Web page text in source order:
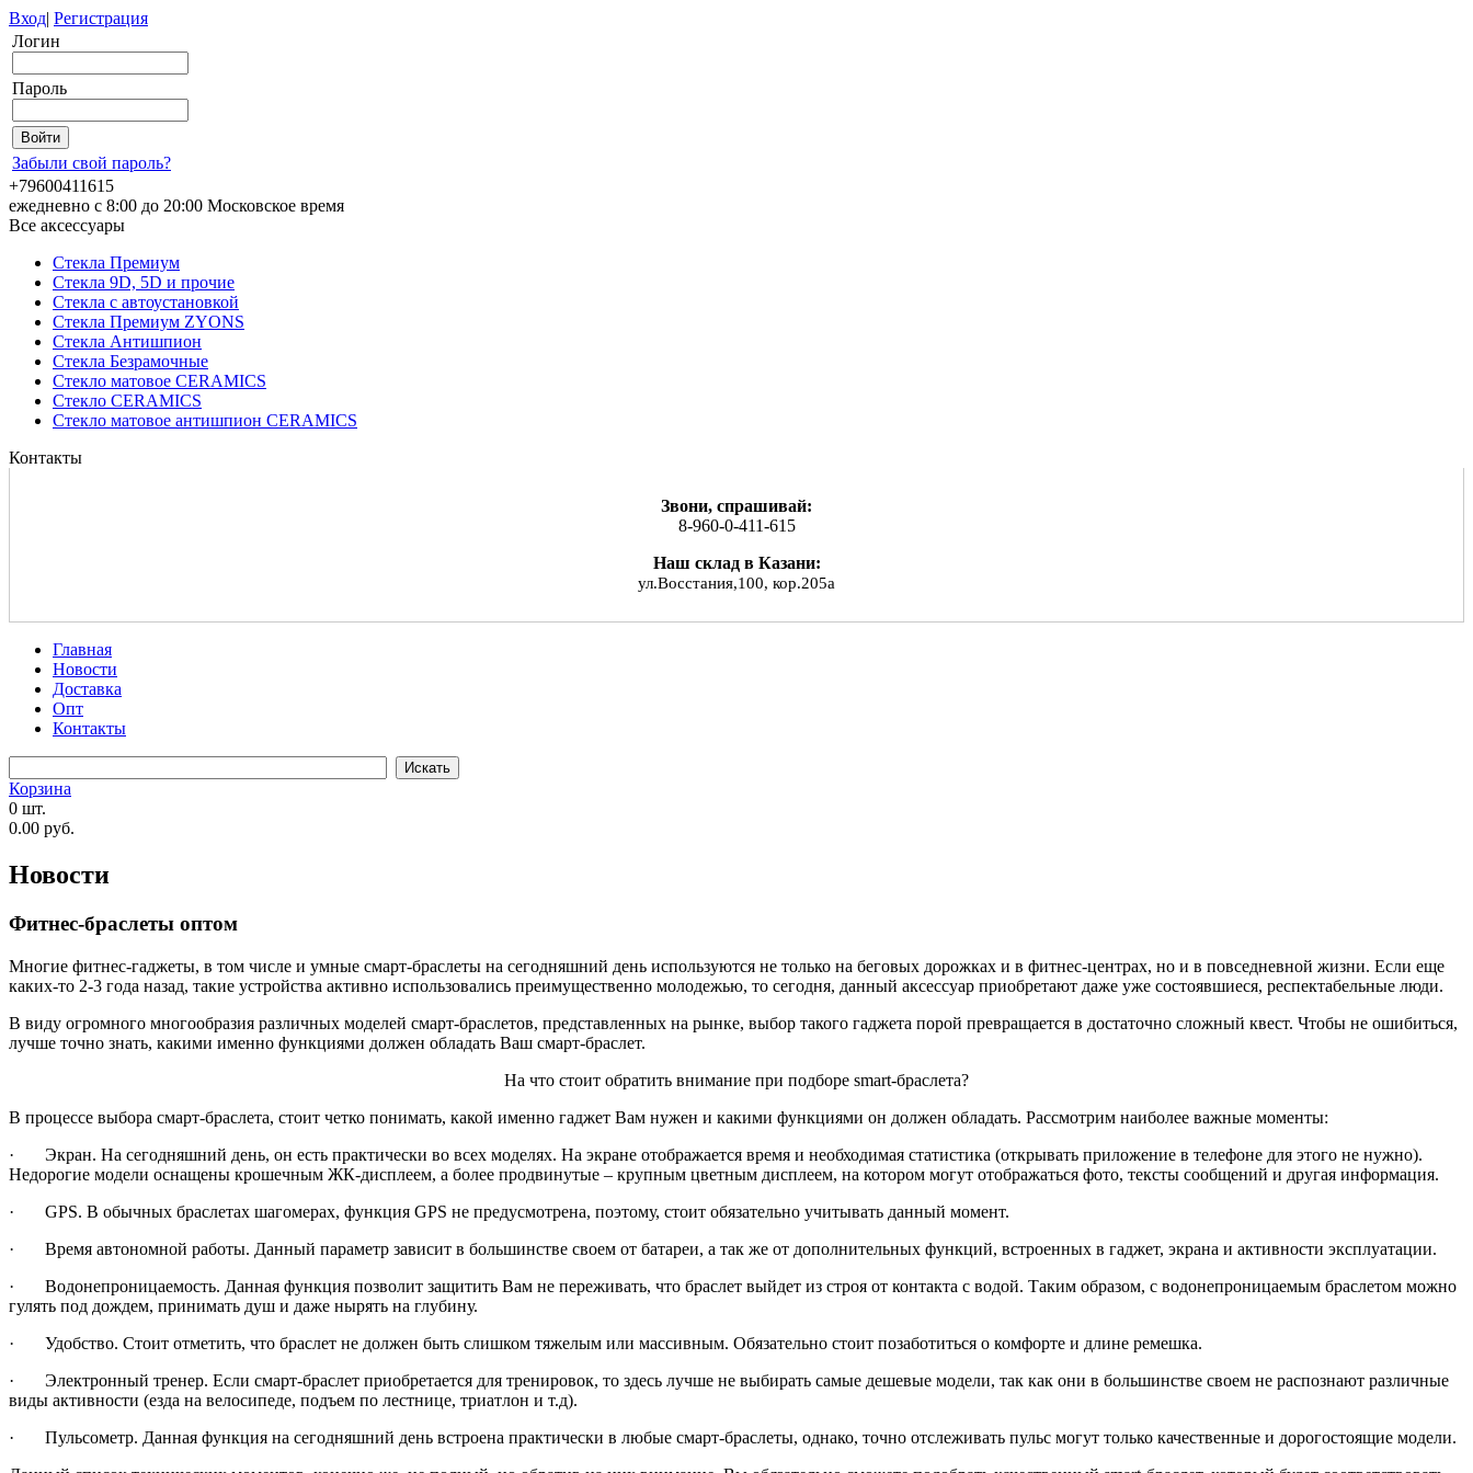
Вход| Регистрация
Логин
Пароль
Забыли свой пароль?
+79600411615
ежедневно с 8:00 до 20:00 Московское время
Все аксессуары
Стекла Премиум
Стекла 9D, 5D и прочие
Стекла с автоустановкой
Стекла Премиум ZYONS
Стекла Антишпион
Стекла Безрамочные
Стекло матовое CERAMICS
Стекло CERAMICS
Стекло матовое антишпион CERAMICS
Контакты
Звони, спрашивай:
8-960-0-411-615
Наш склад в Казани:
ул.Восстания,100, кор.205а
Главная
Новости
Доставка
Опт
Контакты
Корзина
0 шт.
0.00 руб.
Новости
Фитнес-браслеты оптом
Многие фитнес-гаджеты, в том числе и умные смарт-браслеты на сегодняшний день используются не только на беговых дорожках и в фитнес-центрах, но и в повседневной жизни. Если еще
каких-то 2-3 года назад, такие устройства активно использовались преимущественно молодежью, то сегодня, данный аксессуар приобретают даже уже состоявшиеся, респектабельные люди.
В виду огромного многообразия различных моделей смарт-браслетов, представленных на рынке, выбор такого гаджета порой превращается в достаточно сложный квест. Чтобы не ошибиться,
лучше точно знать, какими именно функциями должен обладать Ваш смарт-браслет.
На что стоит обратить внимание при подборе smart-браслета?
В процессе выбора смарт-браслета, стоит четко понимать, какой именно гаджет Вам нужен и какими функциями он должен обладать. Рассмотрим наиболее важные моменты:
· Экран. На сегодняшний день, он есть практически во всех моделях. На экране отображается время и необходимая статистика (открывать приложение в телефоне для этого не нужно).
Недорогие модели оснащены крошечным ЖК-дисплеем, а более продвинутые – крупным цветным дисплеем, на котором могут отображаться фото, тексты сообщений и другая информация.
· GPS. В обычных браслетах шагомерах, функция GPS не предусмотрена, поэтому, стоит обязательно учитывать данный момент.
· Время автономной работы. Данный параметр зависит в большинстве своем от батареи, а так же от дополнительных функций, встроенных в гаджет, экрана и активности эксплуатации.
· Водонепроницаемость. Данная функция позволит защитить Вам не переживать, что браслет выйдет из строя от контакта с водой. Таким образом, с водонепроницаемым браслетом можно
гулять под дождем, принимать душ и даже нырять на глубину.
· Удобство. Стоит отметить, что браслет не должен быть слишком тяжелым или массивным. Обязательно стоит позаботиться о комфорте и длине ремешка.
· Электронный тренер. Если смарт-браслет приобретается для тренировок, то здесь лучше не выбирать самые дешевые модели, так как они в большинстве своем не распознают различные
виды активности (езда на велосипеде, подъем по лестнице, триатлон и т.д).
· Пульсометр. Данная функция на сегодняшний день встроена практически в любые смарт-браслеты, однако, точно отслеживать пульс могут только качественные и дорогостоящие модели.